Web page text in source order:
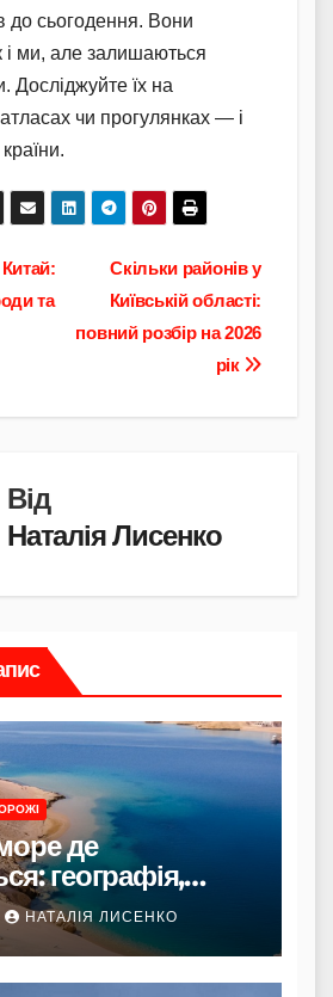
до сьогодення. Вони
і ми, але залишаються
Досліджуйте їх на
чи прогулянках — і
Скільки районів у
Київській області:
повний розбір на 2026
рік
та
Від
Наталія Лисенко
де
географія,
значення
водоймища
НАТАЛІЯ ЛИСЕНКО